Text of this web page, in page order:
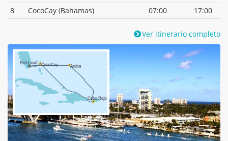
8
CocoCay (Bahamas) 07:00 17:00
Ver itinerario completo